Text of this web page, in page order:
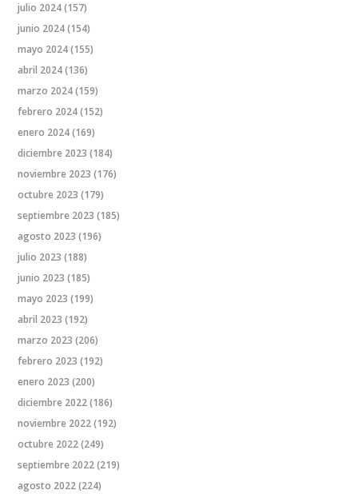
julio 2024(157)
junio 2024(154)
mayo 2024(155)
abril 2024(136)
marzo 2024(159)
febrero 2024(152)
enero 2024(169)
diciembre 2023 (184)
noviembre 2023 (176)
octubre 2023 (179)
septiembre 2023 (185)
agosto 2023 (196)
julio 2023 (188)
junio 2023 (185)
mayo 2023 (199)
abril 2023 (192)
marzo 2023 (206)
febrero 2023 (192)
enero 2023 (200)
diciembre 2022(186)
noviembre 2022(192)
octubre 2022(249)
septiembre 2022(219)
agosto 2022(224)